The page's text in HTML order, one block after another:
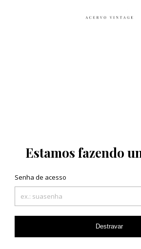
Estamos fazendo
Senha de acesso
Destravar